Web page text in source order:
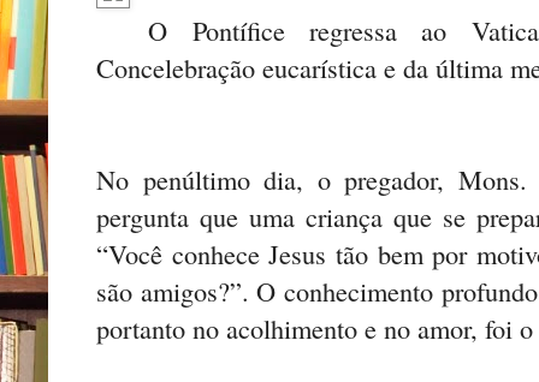
O Pontífice regressa ao
Concelebração eucarística e da última
No penúltimo dia, o pregador,
pergunta que uma criança que se
“Você conhece Jesus tão bem por
são amigos?”. O conhecimento
portanto no acolhimento e no amor, foi